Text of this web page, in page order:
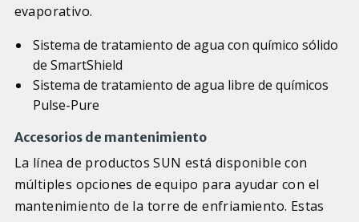
evaporativo.
Sistema de tratamiento de agua con químico sólido
de SmartShield
Sistema de tratamiento de agua libre de químicos
Pulse-Pure
Accesorios de mantenimiento
La línea de productos SUN está disponible con
múltiples opciones de equipo para ayudar con el
mantenimiento de la torre de enfriamiento. Estas